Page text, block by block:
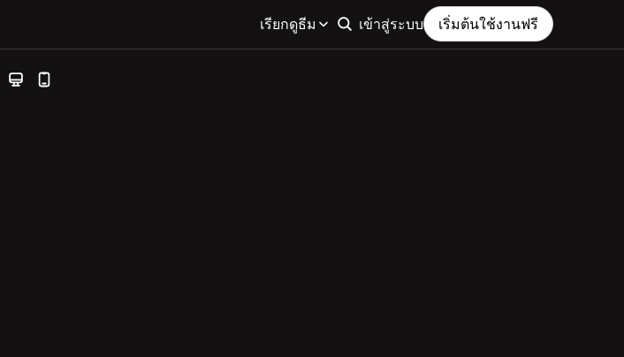
เรียกดูธีม เข้าสู่ระบบ เริ่มต้นใช้งานฟรี